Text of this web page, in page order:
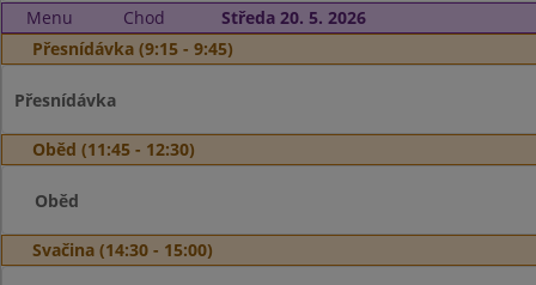
Menu Chod
Středa 20. 5. 2026
Přesnídávka (9:15 - 9:45)
Přesnídávka
Oběd (11:45 - 12:30)
Oběd
Svačina (14:30 - 15:00)